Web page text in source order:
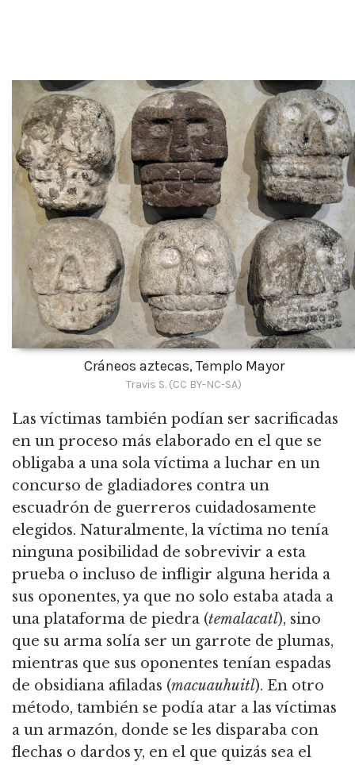
Cráneos aztecas, Templo Mayor
Travis S. (CC BY-NC-SA)
Las víctimas también podían ser sacrificadas
en un proceso más elaborado en el que se
obligaba a una sola víctima a luchar en un
concurso de gladiadores contra un
escuadrón de guerreros cuidadosamente
elegidos. Naturalmente, la víctima no tenía
ninguna posibilidad de sobrevivir a esta
prueba o incluso de infligir alguna herida a
sus oponentes, ya que no solo estaba atada a
una plataforma de piedra (temalacatl), sino
que su arma solía ser un garrote de plumas,
mientras que sus oponentes tenían espadas
de obsidiana afiladas (macuauhuitl). En otro
método, también se podía atar a las víctimas
a un armazón, donde se les disparaba con
flechas o dardos y, en el que quizás sea el